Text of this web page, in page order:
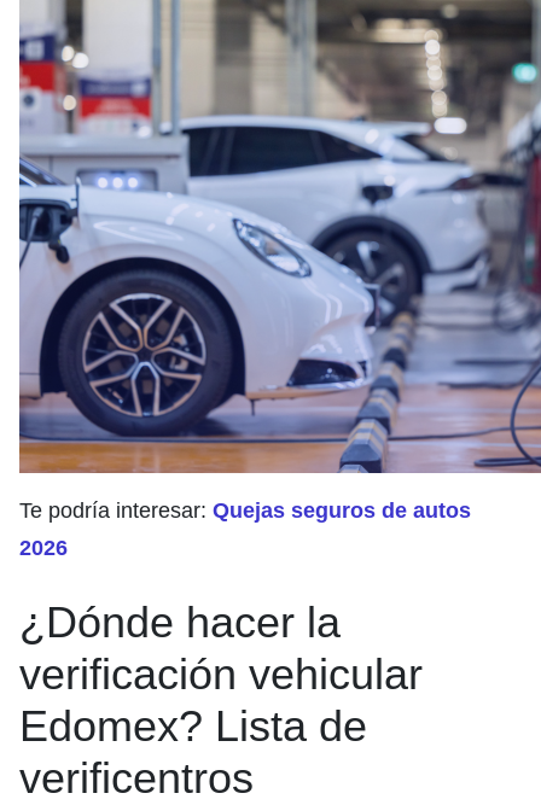
Te podría interesar: Quejas seguros de autos
2026
¿Dónde hacer la
verificación vehicular
Edomex? Lista de
verificentros